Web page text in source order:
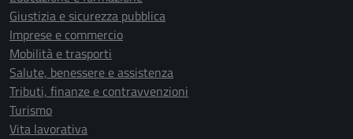
Giustizia e sicurezza pubblica
Imprese e commercio
Mobilità e trasporti
Salute, benessere e assistenza
Tributi, finanze e contravvenzioni
Turismo
Vita lavorativa